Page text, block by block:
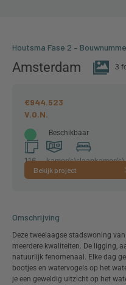
Houtsma Fase 2 –
Amsterdam 3
€944.523
Beschikbaar
116
kamer(s)slaapkamer(s)
Bekijk project
Omschrijving
Deze tweelaagse stadswoning
meerdere kwaliteiten. De ligging,
natuurlijk fenomenaal. Elke dag
bootjes en watervogels op het
je een geweldig uitzicht op het